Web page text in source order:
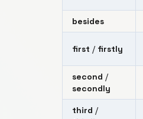
besides
first / firstly
second /
secondly
third /